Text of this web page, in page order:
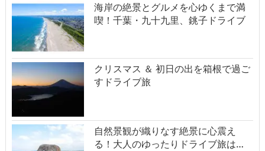
海岸の絶景とグルメを心ゆくまで満
喫！千葉・九十九里、銚子ドライブ
クリスマス ＆ 初日の出を箱根で過ご
すドライブ旅
自然景観が織りなす絶景に心震え
る！大人のゆったりドライブ旅は…